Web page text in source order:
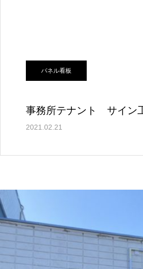
パネル看板
事務所テナント サイン
2021.02.21